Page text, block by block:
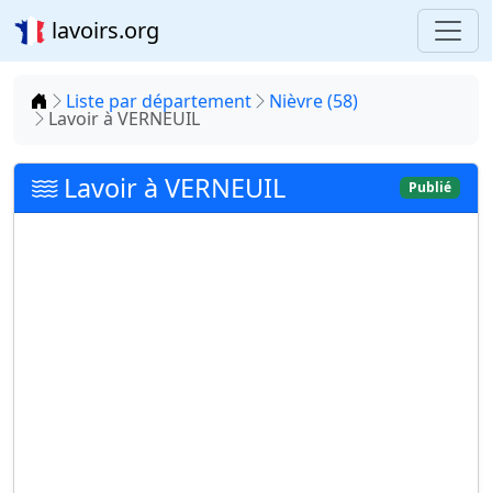
lavoirs.org
Accueil
Liste par département Nièvre (58)
Lavoir à VERNEUIL
Lavoir à VERNEUIL Publié